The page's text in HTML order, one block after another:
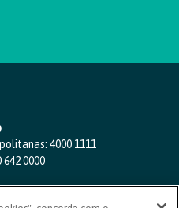
4000 1111
642 0000